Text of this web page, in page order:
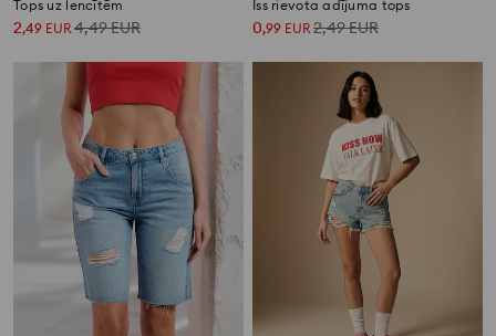
Tops uz lencītēm
2,49 EUR4,49EUR
Īss rievota adījuma tops
0,99 EUR2,49EUR